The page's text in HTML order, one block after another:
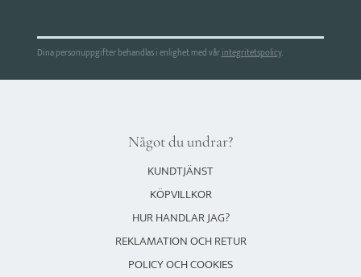
Dina personuppgifter behandlas i enlighet med vårintegritetspolicy.
Något du undrar?
KUNDTJÄNST
KÖPVILLKOR
HUR HANDLAR JAG?
REKLAMATION OCH RETUR
POLICY OCH COOKIES